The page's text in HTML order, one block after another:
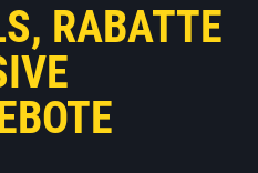
SEITE
RABATTE